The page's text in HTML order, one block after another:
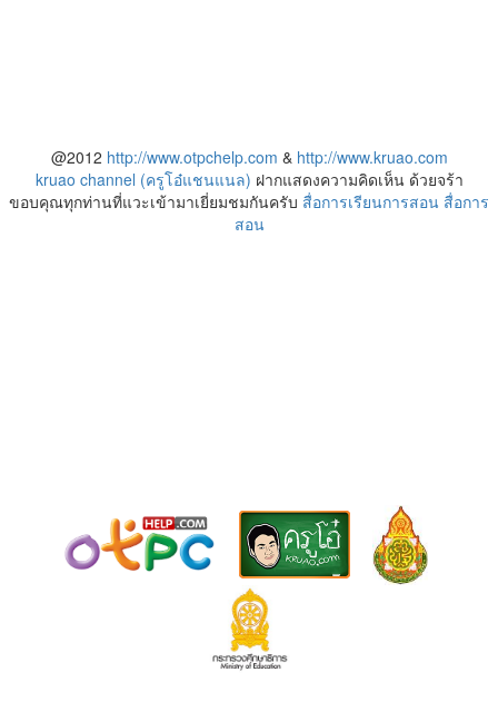
@2012 http://www.otpchelp.com & http://www.kruao.com
kruao channel (ครูโอ๋แชนแนล) ฝากแสดงความคิดเห็น ด้วยจร้า
ขอบคุณทุกท่านที่แวะเข้ามาเยี่ยมชมกันครับ สื่อการเรียนการสอน สื่อการ
สอน